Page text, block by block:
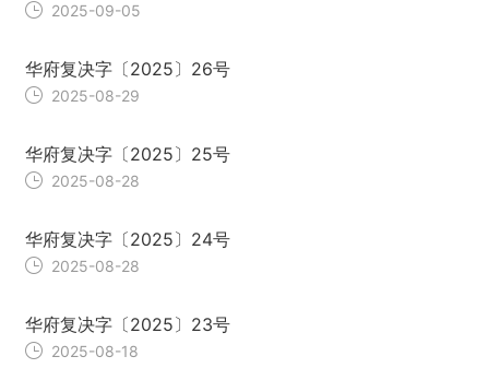
2025-09-05
华府复决字〔2025〕26号
2025-08-29
华府复决字〔2025〕25号
2025-08-28
华府复决字〔2025〕24号
2025-08-28
华府复决字〔2025〕23号
2025-08-18